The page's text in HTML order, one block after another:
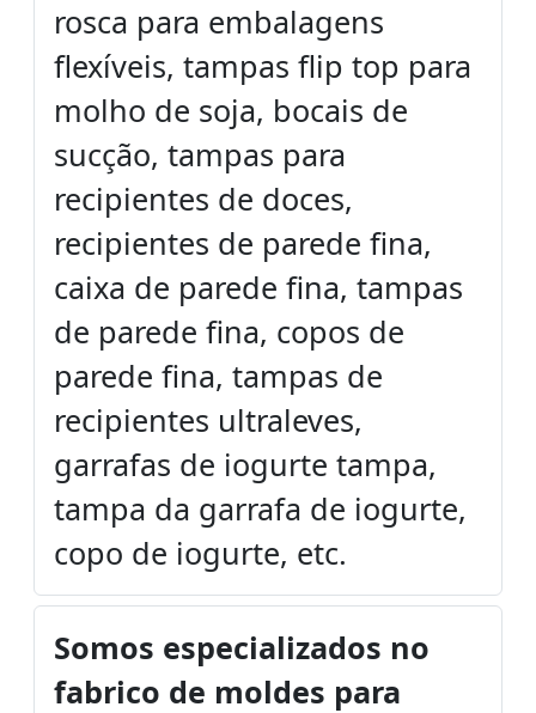
rosca para embalagens
flexíveis, tampas flip top para
molho de soja, bocais de
sucção, tampas para
recipientes de doces,
recipientes de parede fina,
caixa de parede fina, tampas
de parede fina, copos de
parede fina, tampas de
recipientes ultraleves,
garrafas de iogurte tampa,
tampa da garrafa de iogurte,
copo de iogurte, etc.
Somos especializados no
fabrico de moldes para